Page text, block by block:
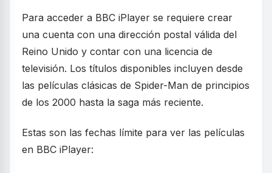
Para acceder a BBC iPlayer se requiere crear
una cuenta con una dirección postal válida del
Reino Unido y contar con una licencia de
televisión. Los títulos disponibles incluyen desde
las películas clásicas de Spider-Man de principios
de los 2000 hasta la saga más reciente.
Estas son las fechas límite para ver las películas
en BBC iPlayer: